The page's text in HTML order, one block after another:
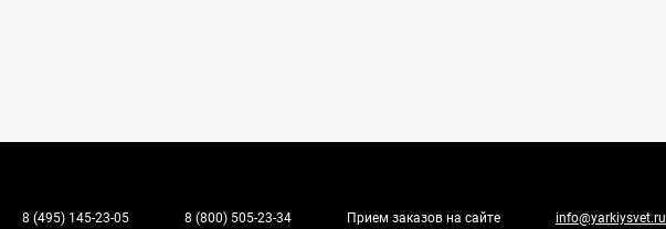
8 (495) 145-23-05 8 (800) 505-23-34
Прием заказов на сайте
info@yarkiysvet.ru